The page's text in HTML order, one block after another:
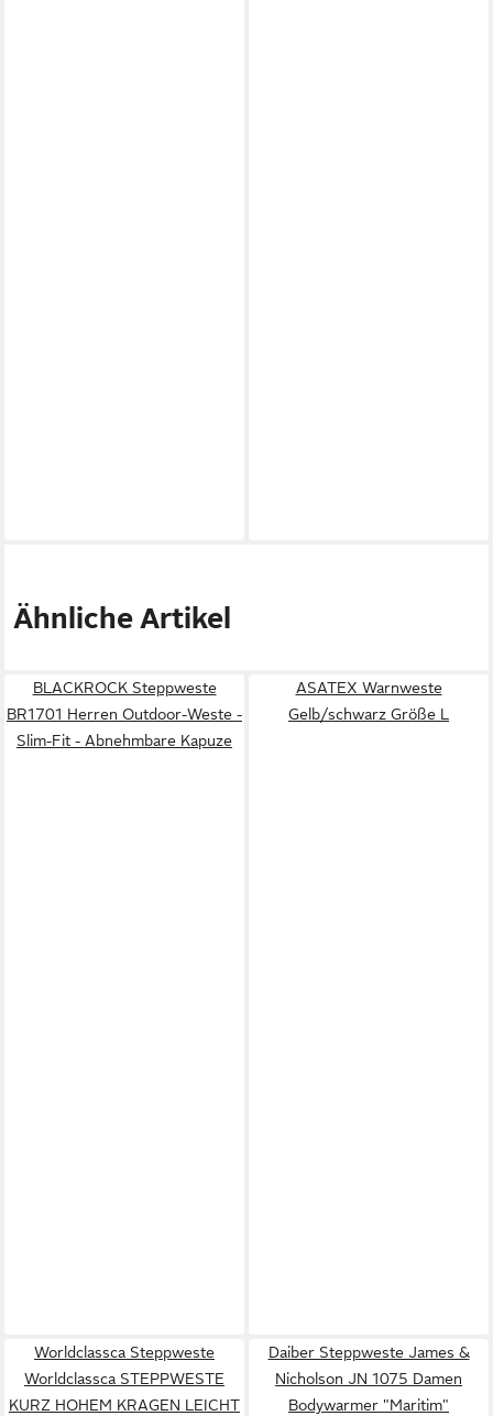
Ähnliche Artikel
BLACKROCK Steppweste
BR1701 Herren Outdoor-Weste -
Slim-Fit - Abnehmbare Kapuze
ASATEX Warnweste
Gelb/schwarz Größe L
Worldclassca Steppweste
Worldclassca STEPPWESTE
KURZ HOHEM KRAGEN LEICHT
Daiber Steppweste James &
Nicholson JN 1075 Damen
Bodywarmer "Maritim"